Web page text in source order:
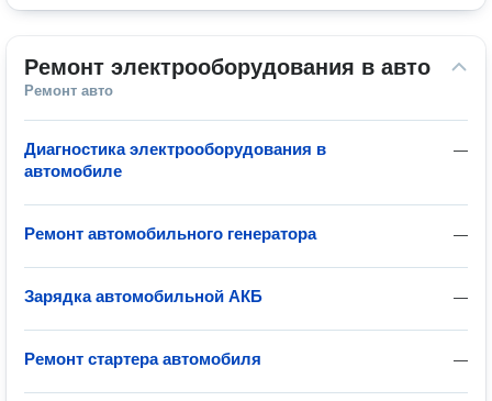
Ремонт электрооборудования в авто
Ремонт авто
—
Диагностика электрооборудования в
автомобиле
—
Ремонт автомобильного генератора
—
Зарядка автомобильной АКБ
—
Ремонт стартера автомобиля